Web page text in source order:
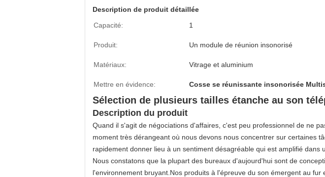
Description de produit détaillée
Capacité:
1
Produit: Un module de réunion insonorisé
Matériaux: Vitrage et aluminium
Mettre en évidence: Cosse se réunissante insonorisée
Sélection de plusieurs tailles étanche au son
Description du produit
Quand il s'agit de négociations d'affaires, c'est peu professionnel de ne
moment très dérangeant où nous devons nous concentrer sur certaines
rapidement donner lieu à un sentiment désagréable qui est amplifié dans
Nous constatons que la plupart des bureaux d'aujourd'hui sont de
l'environnement bruyant.Nos produits à l'épreuve du son émergent au fur